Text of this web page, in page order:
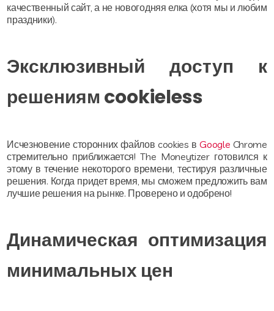
качественный сайт, а не новогодняя елка (хотя мы и любим
праздники).
Эксклюзивный доступ к
решениям cookieless
Исчезновение сторонних файлов cookies вGoogle Chrome
стремительно приближается! The Moneytizer готовился к
этому в течение некоторого времени, тестируя различные
решения. Когда придет время, мы сможем предложить вам
лучшие решения на рынке. Проверено и одобрено!
Динамическая оптимизация
минимальных цен